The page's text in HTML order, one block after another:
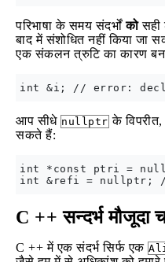
परिभाषा के समय संदर्भोंकोसही
बाद में संशोधित नहीं किया जा
एक संकलन त्रुटि का कारण
आप सीधे nullptr के विपरीत,
सकते हैं:
int *const ptri =
C ++ सन्दर्भ मौजूदा
C ++ में एक संदर्भ सिर्फ एक